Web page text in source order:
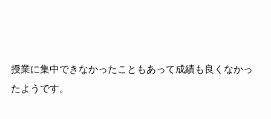
授業に集中できなかったこともあって成績も良くなかっ
たようです。